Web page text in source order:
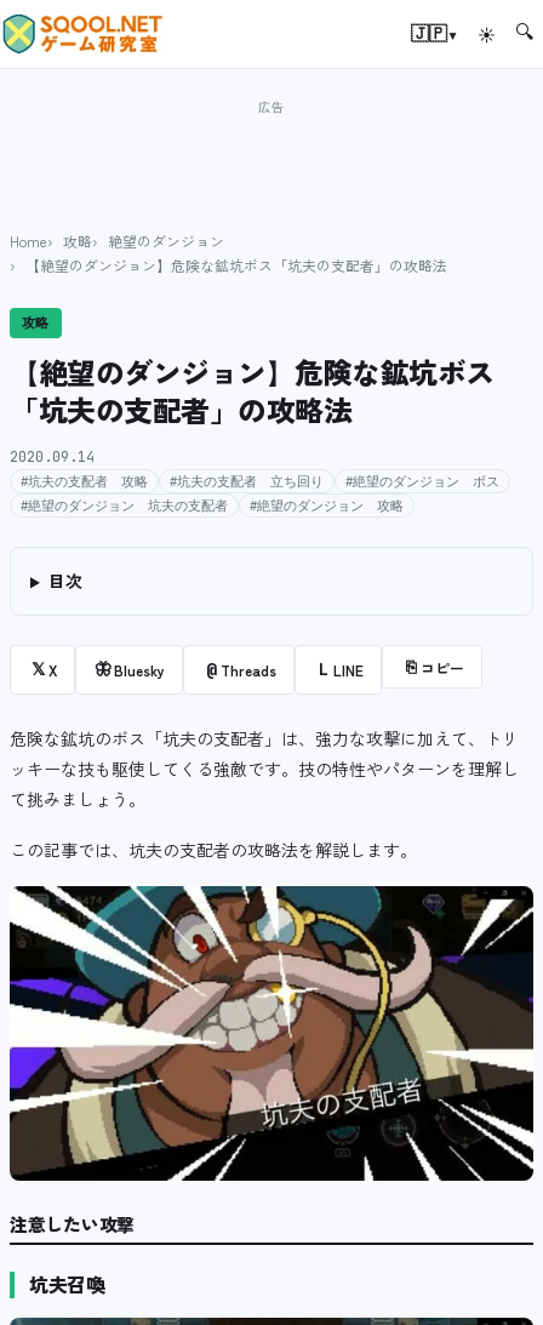
🇯🇵▾ ☀ 🔍
Home 攻略
絶望のダンジョン
【絶望のダンジョン】危険な鉱坑ボス「坑夫の支配者」の攻略法
攻略
【絶望のダンジョン】危険な鉱坑ボス
「坑夫の支配者」の攻略法
2020.09.14
#坑夫の支配者 攻略 #坑夫の支配者 立ち回り
#絶望のダンジョン ボス
#絶望のダンジョン 坑夫の支配者
#絶望のダンジョン 攻略
目次
𝕏X 🦋Bluesky @ Threads L LINE ⎘ コピー
危険な鉱坑のボス「坑夫の支配者」は、強力な攻撃に加えて、トリ
ッキーな技も駆使してくる強敵です。技の特性やパターンを理解し
て挑みましょう。
この記事では、坑夫の支配者の攻略法を解説します。
注意したい攻撃
坑夫召喚